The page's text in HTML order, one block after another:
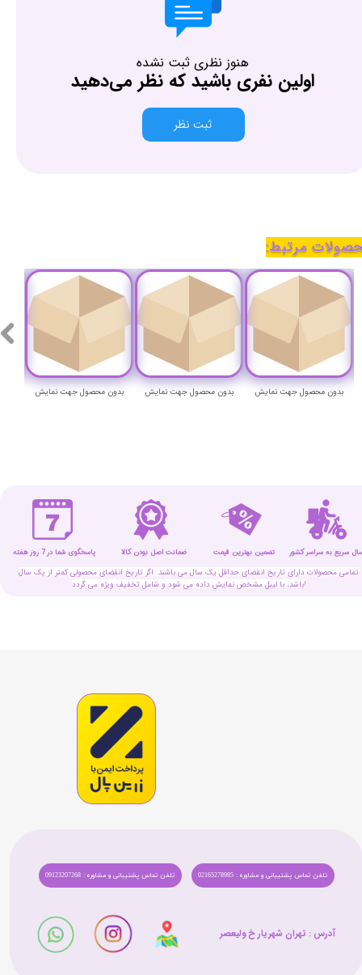
هنوز نظری ثبت نشده
اولین نفری باشید که نظر می‌دهید
ثبت نظر
بدون محصول جهت نمایش بدون محصول جهت نمایش بدون محصول جهت نمایش
مرتبط:
تمامی محصولات دارای تاریخ انقضای حداقل یک سال می باشند. اگر تاریخ انقضای محصولی کمتر از یک سال
باشد، با لیبل مشخص نمایش داده می شود و شامل تخفیف ویژه می گردد!
ضمانت اصل بودن کالا تضمین بهترین قیمت پاسخگوی شما در 7 روز هفته سریع به سراسر کشور
تلفن تماس پشتیبانی و مشاوره : 09123207268 تلفن تماس پشتیبانی و مشاوره : 02165278985
آدرس : تهران شهریار خ ولیعصر​​​​​​​